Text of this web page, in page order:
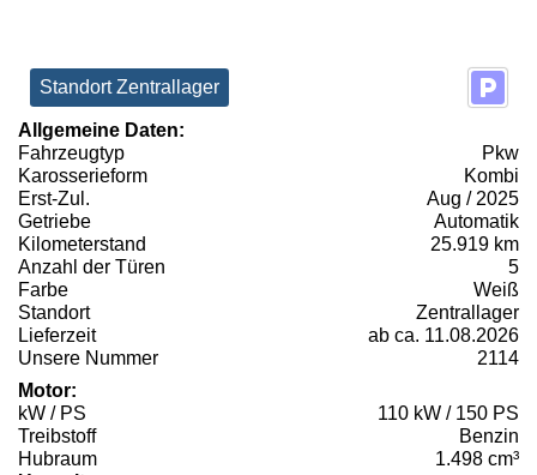
Standort Zentrallager
Allgemeine Daten:
Fahrzeugtyp
Pkw
Karosserieform
Kombi
Erst-Zul.
Aug / 2025
Getriebe
Automatik
Kilometerstand
25.919 km
Anzahl der Türen
5
Farbe
Weiß
Standort
Zentrallager
Lieferzeit
ab ca. 11.08.2026
Unsere Nummer
2114
Motor:
kW / PS
110 kW / 150 PS
Treibstoff
Benzin
Hubraum
1.498 cm³